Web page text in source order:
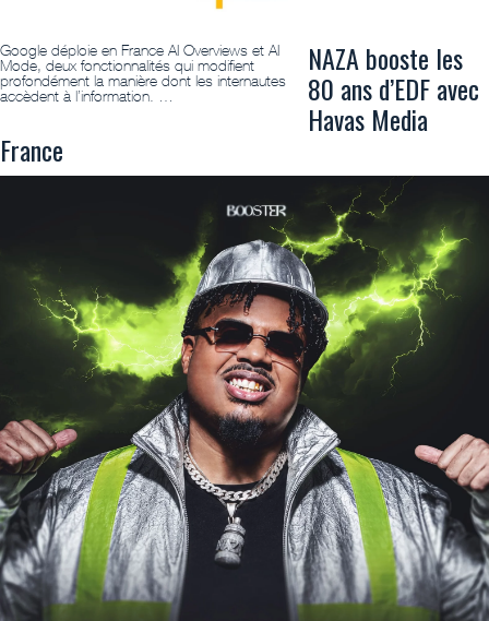
Google déploie en France AI Overviews et AI
Mode, deux fonctionnalités qui modifient
profondément la manière dont les internautes
accèdent à l’information. …
NAZA booste les
80 ans d’EDF avec
Havas Media
France